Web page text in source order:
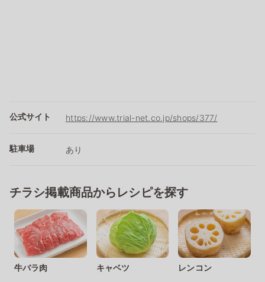
公式サイト https://www.trial-net.co.jp/shops/377/
駐車場 あり
チラシ掲載商品からレシピを探す
牛バラ肉 キャベツ レンコン